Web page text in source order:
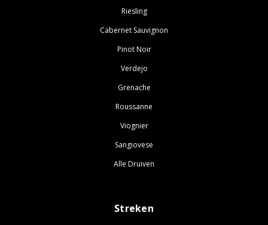
Riesling
Cabernet Sauvignon
Pinot Noir
Verdejo
Grenache
Roussanne
Viognier
Sangiovese
Alle Druiven
Streken